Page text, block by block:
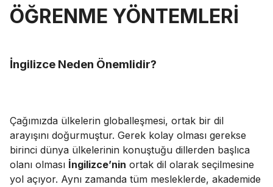
ÖĞRENME YÖNTEMLERİ
İngilizce Neden Önemlidir?
Çağımızda ülkelerin globalleşmesi, ortak bir dil
arayışını doğurmuştur. Gerek kolay olması gerekse
birinci dünya ülkelerinin konuştuğu dillerden başlıca
olanı olması İngilizce’nin ortak dil olarak seçilmesine
yol açıyor. Aynı zamanda tüm mesleklerde, akademide